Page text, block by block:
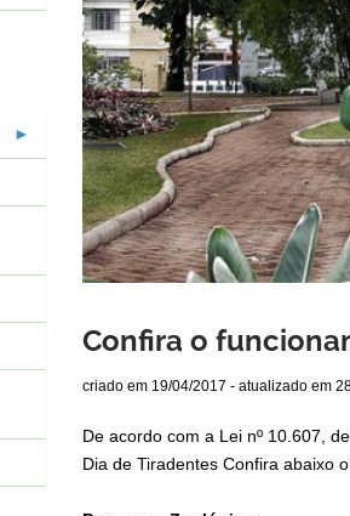
Confira o
criado em 19/04/2017 - atualizado em
De acordo com a Lei nº 10.607,
Dia de Tiradentes Confira abaixo